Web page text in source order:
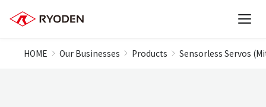
HOME Our Businesses Products Sensorless Servos